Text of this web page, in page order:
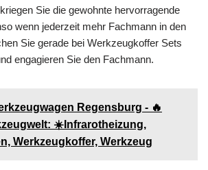
Sie die gewohnte hervorragende
wenn jederzeit mehr Fachmann in den
Sie gerade bei Werkzeugkoffer Sets
engagieren Sie den Fachmann.
Regensburg - 🔥
☀️Infrarotheizung,
Werkzeugkoffer, Werkzeug